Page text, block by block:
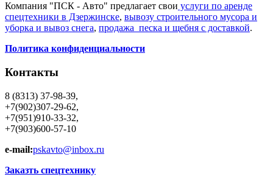
Компания "ПСК - Авто" предлагает свои услуги по аренде
спецтехники в Дзержинске, вывозу строительного мусора и
уборка и вывоз снега, продажа песка и щебня с доставкой.
Политика конфиденциальности
Контакты
8 (8313) 37-98-39,
+7(902)307-29-62,
+7(951)910-33-32,
+7(903)600-57-10
e-mail:pskavto@inbox.ru
Заказть спецтехнику